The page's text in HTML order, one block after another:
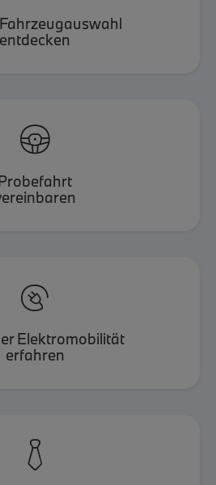
entdecken


Elektromobilität
erfahren
